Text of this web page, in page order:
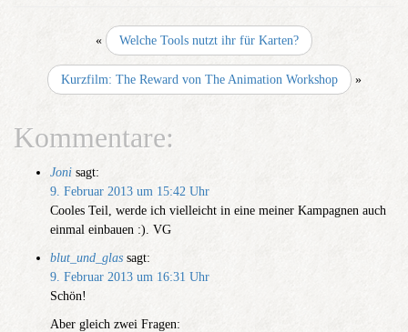
« Welche Tools nutzt ihr für Karten?
Kurzfilm: The Reward von The Animation Workshop »
Kommentare:
Joni sagt:
9. Februar 2013 um 15:42 Uhr
Cooles Teil, werde ich vielleicht in eine meiner Kampagnen auch
einmal einbauen :). VG
blut_und_glas sagt:
9. Februar 2013 um 16:31 Uhr
Schön!
Aber gleich zwei Fragen: